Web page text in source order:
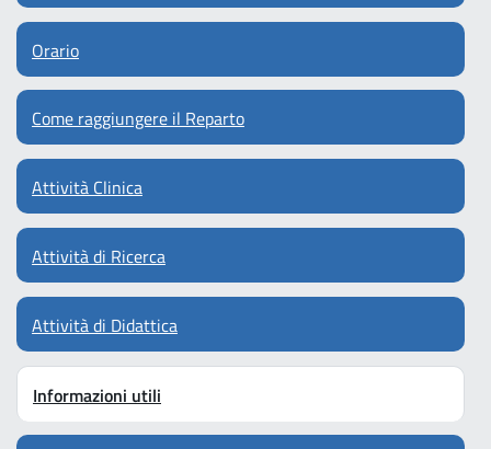
Orario
Come raggiungere il Reparto
Attività Clinica
Attività di Ricerca
Attività di Didattica
Informazioni utili